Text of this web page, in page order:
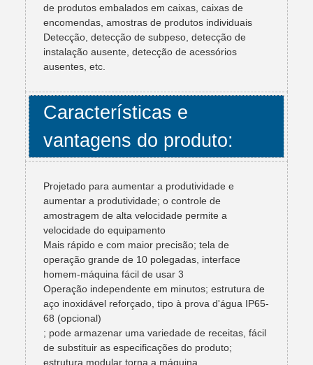
de produtos embalados em caixas, caixas de
encomendas, amostras de produtos individuais
Detecção, detecção de subpeso, detecção de
instalação ausente, detecção de acessórios
ausentes, etc.
Características e
vantagens do produto:
Projetado para aumentar a produtividade e
aumentar a produtividade; o controle de
amostragem de alta velocidade permite a
velocidade do equipamento
Mais rápido e com maior precisão; tela de
operação grande de 10 polegadas, interface
homem-máquina fácil de usar 3
Operação independente em minutos; estrutura de
aço inoxidável reforçado, tipo à prova d'água IP65-
68 (opcional)
; pode armazenar uma variedade de receitas, fácil
de substituir as especificações do produto;
estrutura modular torna a máquina